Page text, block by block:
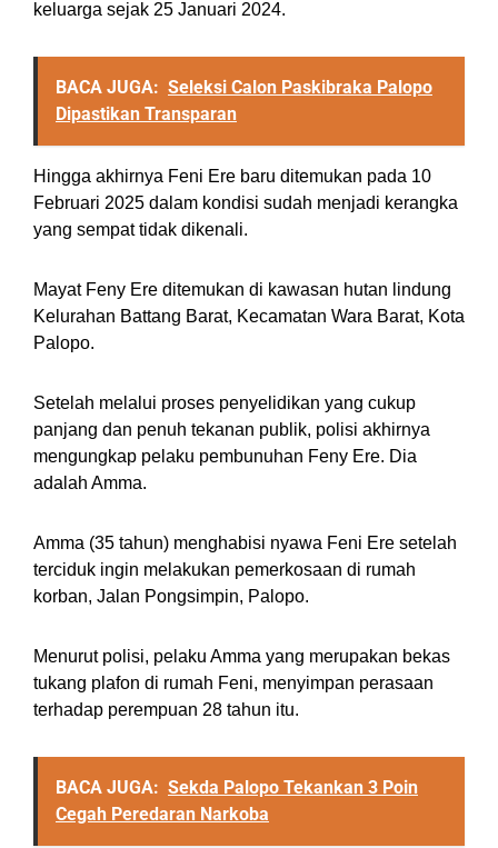
keluarga sejak 25 Januari 2024.
BACA JUGA: Seleksi Calon Paskibraka Palopo
Dipastikan Transparan
Hingga akhirnya Feni Ere baru ditemukan pada 10
Februari 2025 dalam kondisi sudah menjadi kerangka
yang sempat tidak dikenali.
Mayat Feny Ere ditemukan di kawasan hutan lindung
Kelurahan Battang Barat, Kecamatan Wara Barat, Kota
Palopo.
Setelah melalui proses penyelidikan yang cukup
panjang dan penuh tekanan publik, polisi akhirnya
mengungkap pelaku pembunuhan Feny Ere. Dia
adalah Amma.
Amma (35 tahun) menghabisi nyawa Feni Ere setelah
terciduk ingin melakukan pemerkosaan di rumah
korban, Jalan Pongsimpin, Palopo.
Menurut polisi, pelaku Amma yang merupakan bekas
tukang plafon di rumah Feni, menyimpan perasaan
terhadap perempuan 28 tahun itu.
BACA JUGA: Sekda Palopo Tekankan 3 Poin
Cegah Peredaran Narkoba